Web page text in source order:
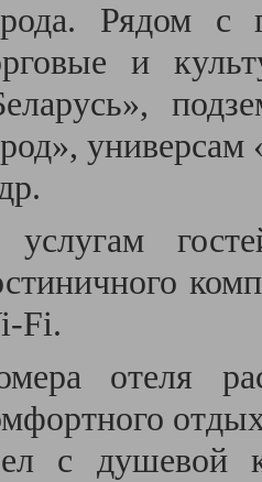
Рядом с
и
универсам
Fi.
отеля
с душевой